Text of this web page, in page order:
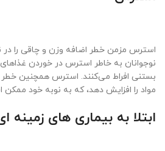
استرس مزمن خطر اضافه وزن و چاقی را در
نوجوانان به خاطر استرس در خوردن
بستنی افراط می‌کنند. استرس همچنین
مواد را افزایش دهد، که به نوبه خود
ابتلا به بیماری های زمینه